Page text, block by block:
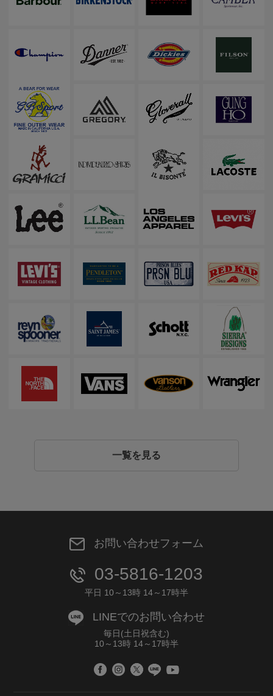
一覧を見る
お問い合わせフォーム
03-5816-1203
平日 10～13時 14～17時半
LINEでのお問い合わせ
毎日(土日祝含む)
10～13時 14～17時半